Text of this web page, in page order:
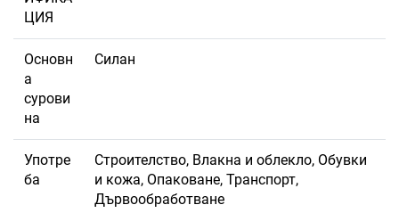
ЦИЯ
Основн
а
сурови
на
Силан
Употре
ба
Строителство, Влакна и облекло, Обувки
и кожа, Опаковане, Транспорт,
Дървообработване